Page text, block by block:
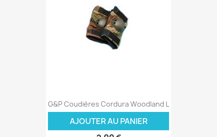
G&P Coudières Cordura Woodland L
AJOUTER AU PANIER